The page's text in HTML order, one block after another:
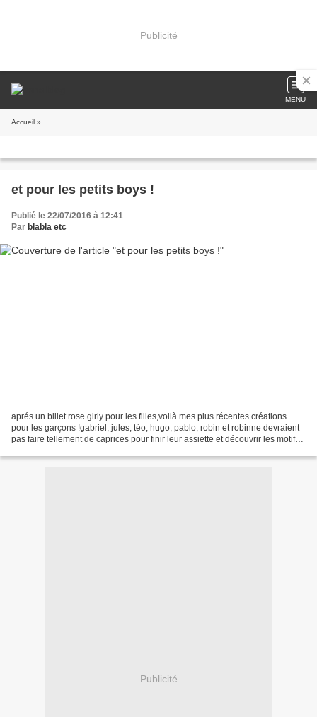
Publicité
MENU
Accueil »
et pour les petits boys !
Publié le 22/07/2016 à 12:41
Par blabla etc
aprés un billet rose girly pour les filles,voilà mes plus récentes créations
pour les garçons !gabriel, jules, téo, hugo, pablo, robin et robinne devraient
pas faire tellement de caprices pour finir leur assiette et découvrir les motifs
Publicité